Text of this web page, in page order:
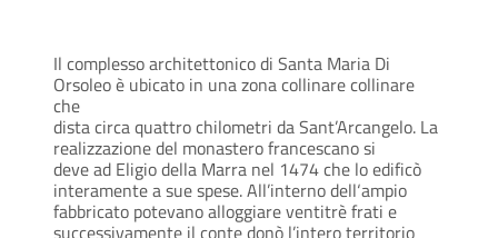
Il complesso architettonico di Santa Maria Di
Orsoleo è ubicato in una zona collinare collinare
che
dista circa quattro chilometri da Sant’Arcangelo. La
realizzazione del monastero francescano si
deve ad Eligio della Marra nel 1474 che lo edificò
interamente a sue spese. All’interno dell‘ampio
fabbricato potevano alloggiare ventitrè frati e